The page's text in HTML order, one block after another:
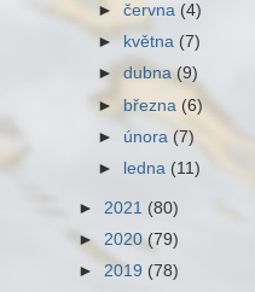
►června (4)
► května (7)
►dubna(9)
►března (6)
► února (7)
►
ledna (11)
► 2021 (80)
► 2020(79)
► 2019 (78)